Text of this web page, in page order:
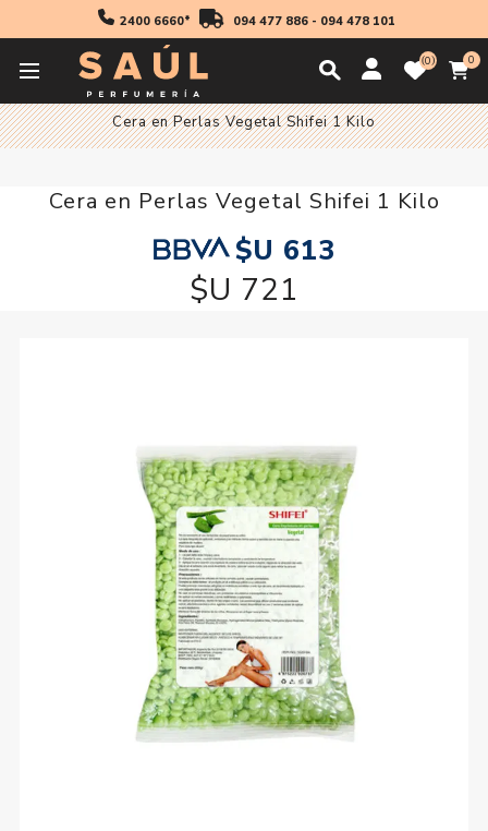
2400 6660* 094 477 886- 094 478 101
0 0
Inicio Higiene
Cera en Perlas Vegetal Shifei 1 Kilo
Cera en Perlas Vegetal Shifei 1 Kilo
$U 613
$U 721